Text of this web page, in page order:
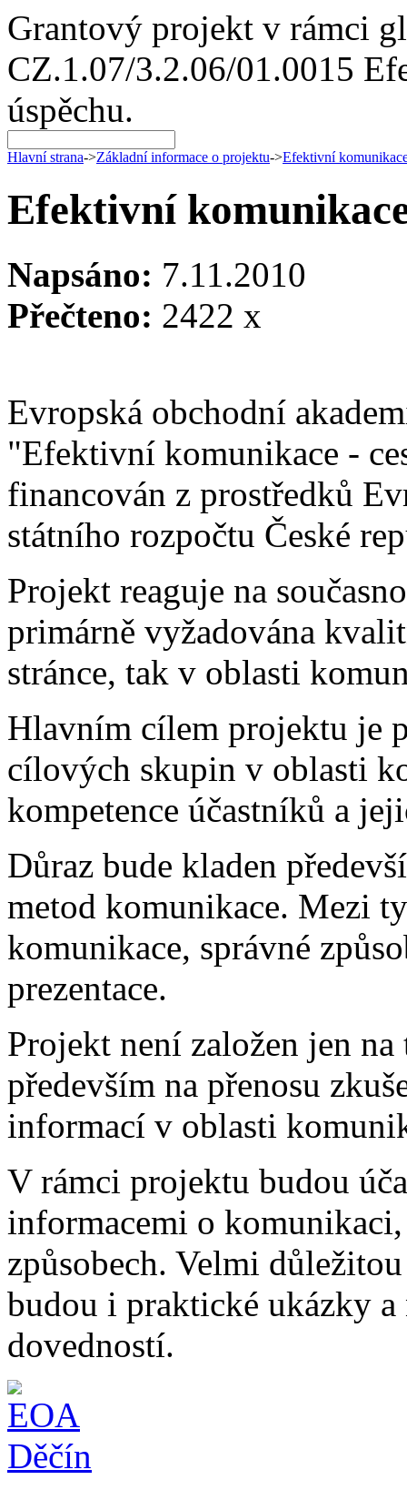
Grantový projekt v rámci
CZ.1.07/3.2.06/01.0015
úspěchu.
Hlavní strana->Základní informace o projektu->Efektivní
Efektivní
Napsáno: 7.11.2010
Přečteno: 2422 x
Evropská obchodní
"Efektivní komunikace -
financován z prostředků
státního rozpočtu České
Projekt reaguje na
primárně vyžadována
stránce, tak v oblasti
Hlavním cílem projektu je
cílových skupin v oblasti
kompetence účastníků a
Důraz bude kladen
metod komunikace. Mezi
komunikace, správné
prezentace.
Projekt není založen jen
především na přenosu
informací v oblasti
V rámci projektu budou
informacemi o
způsobech. Velmi
budou i praktické ukázky
dovedností.